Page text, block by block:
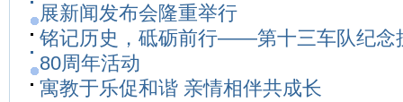
展新闻发布会隆重举行
铭记历史，砥砺前行——第十三车队纪念
80周年活动
寓教于乐促和谐 亲情相伴共成长